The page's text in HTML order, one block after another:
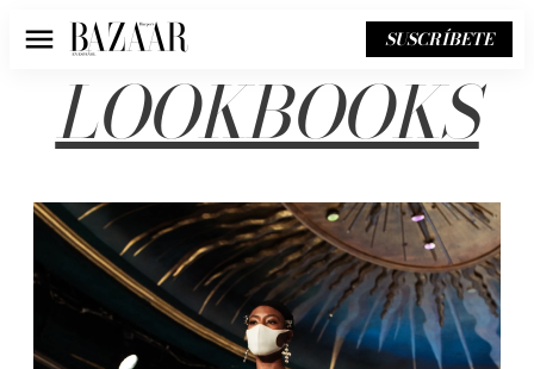
Menú SUSCRÍBETE
LOOKBOOKS